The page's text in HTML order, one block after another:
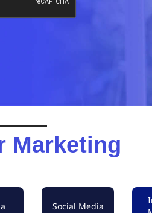
Marketing
Social Media